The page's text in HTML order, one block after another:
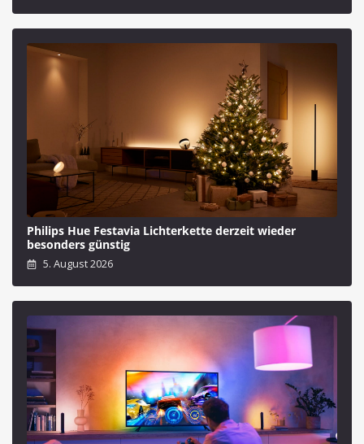
Philips Hue Festavia Lichterkette derzeit wieder
besonders günstig
5. August 2026